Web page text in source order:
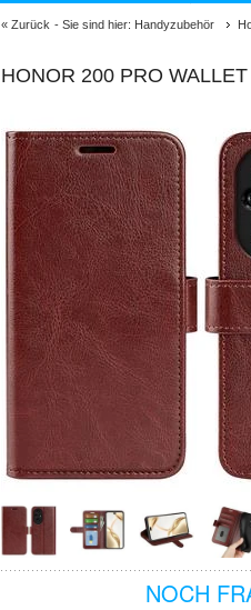
« Zurück - Sie sind hier: Handyzubehör
HONOR 200 PRO
NOCH